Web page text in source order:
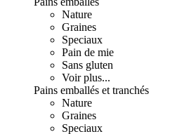
Nature
Graines
Speciaux
Pain de mie
Sans gluten
Voir plus...
Pains emballés et tranchés
Nature
Graines
Speciaux